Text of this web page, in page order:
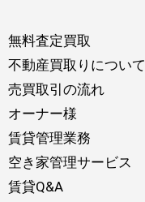
無料査定買取
不動産買取りについて
売買取引の流れ
オーナー様
賃貸管理業務
空き家管理サービス
賃貸Q&A